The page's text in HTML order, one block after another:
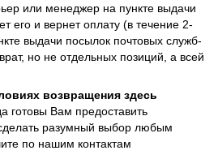
или менеджер на пункте выдачи
его и вернет оплату (в течение 2-
выдачи посылок почтовых служб-
но не отдельных позиций, а всей
возвращения здесь
готовы Вам предоставить
разумный выбор любым
по нашим контактам